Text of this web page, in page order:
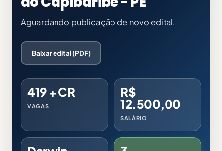
Aguardando publicação de novo edital.
Baixar edital (PDF)
419 + CR
VAGAS
R$
12.500,00
SALÁRIO